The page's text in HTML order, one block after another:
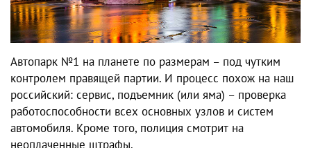
Автопарк №1 на планете по размерам – под чутким
контролем правящей партии. И процесс похож на наш
российский: сервис, подъемник (или яма) – проверка
работоспособности всех основных узлов и систем
автомобиля. Кроме того, полиция смотрит на
неоплаченные штрафы.